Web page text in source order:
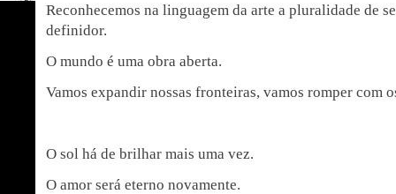
Reconhecemos na linguagem da arte a pluralidade de
definidor.
O mundo é uma obra aberta.
Vamos expandir nossas fronteiras, vamos romper com
O sol há de brilhar mais uma vez.
O amor será eterno novamente.